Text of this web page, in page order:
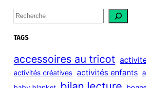
S
e
a
c
h
TAGS
accessoires au tricot
activités créatives activités enfants